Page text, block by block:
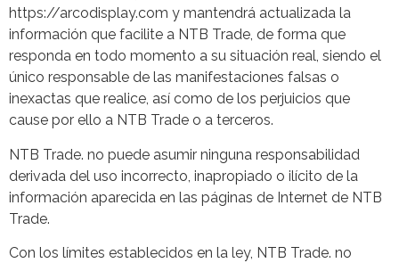
https://arcodisplay.com y mantendrá actualizada la
información que facilite a NTB Trade, de forma que
responda en todo momento a su situación real, siendo el
único responsable de las manifestaciones falsas o
inexactas que realice, así como de los perjuicios que
cause por ello a NTB Trade o a terceros.
NTB Trade. no puede asumir ninguna responsabilidad
derivada del uso incorrecto, inapropiado o ilícito de la
información aparecida en las páginas de Internet de NTB
Trade.
Con los límites establecidos en la ley, NTB Trade. no